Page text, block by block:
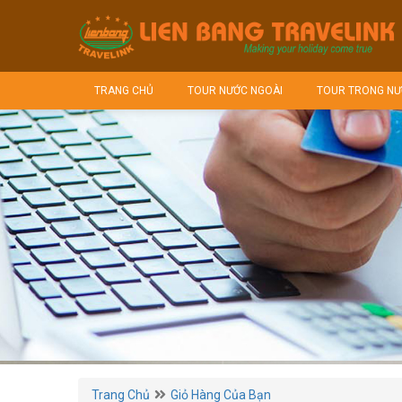
TRANG CHỦ TOUR NƯỚC NGOÀI TOUR TRONG
Trang Chủ Giỏ Hàng Của Bạn